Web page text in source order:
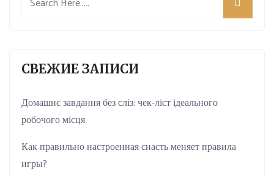
СВЕЖИЕ ЗАПИСИ
Домашнє завдання без сліз: чек-ліст ідеального
робочого місця
Как правильно настроенная снасть меняет правила
игры?